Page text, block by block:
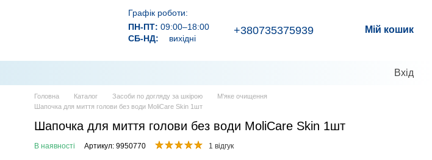
Графік роботи:
ПН-ПТ: 09:00–18:00
СБ-НД:
вихідні
+380735375939 Мій кошик
Вхід
Головна Каталог Засоби по догляду за шкірою
М'яке очищення
Шапочка для миття голови без води MoliCare Skin 1шт
Шапочка для миття голови без води MoliCare Skin 1шт
В наявності Артикул: 9950770 1 відгук